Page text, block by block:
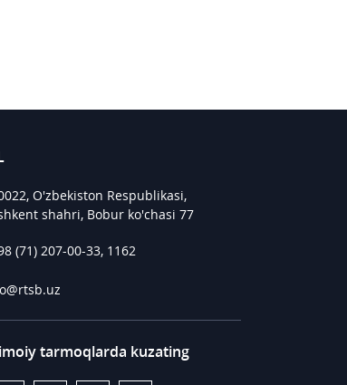
O'zbekiston Respublikasi,
shahri, Bobur ko'chasi 77
(71) 207-00-33, 1162
tarmoqlarda kuzating